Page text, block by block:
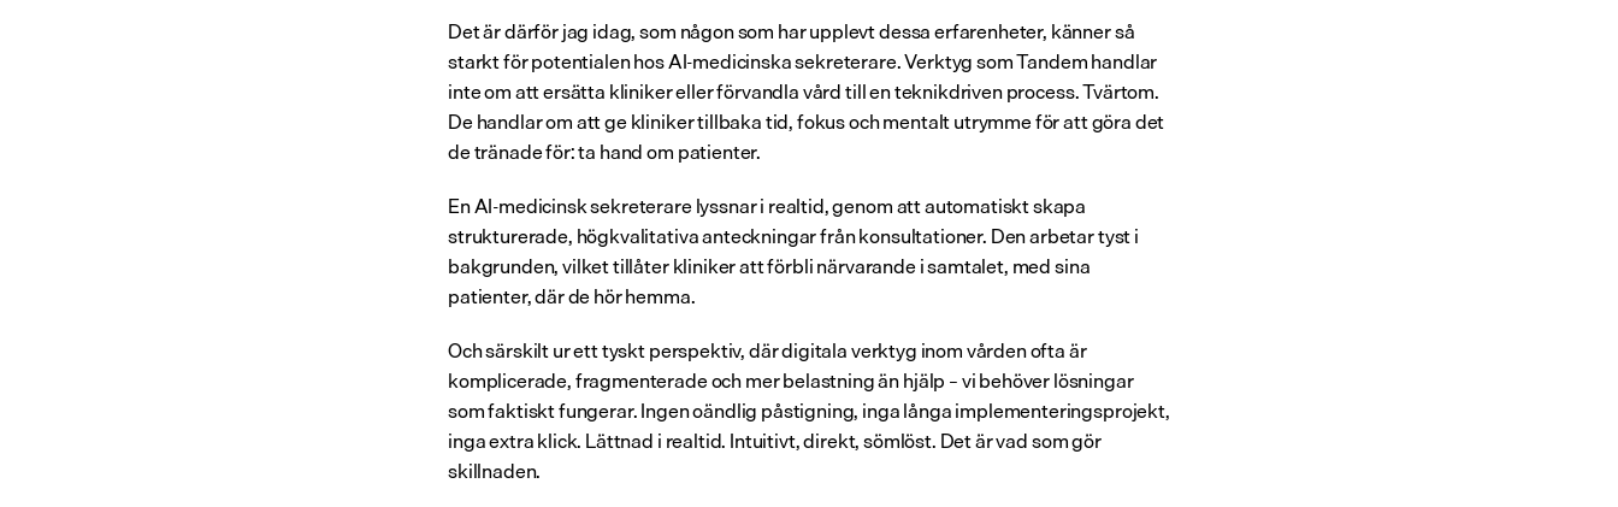
Det är därför jag idag, som någon som har upplevt dessa erfarenheter, känner så
starkt för potentialen hos AI-medicinska sekreterare. Verktyg som Tandem handlar
inte om att ersätta kliniker eller förvandla vård till en teknikdriven process. Tvärtom.
De handlar om att ge kliniker tillbaka tid, fokus och mentalt utrymme för att göra det
de tränade för: ta hand om patienter.
En AI-medicinsk sekreterare lyssnar i realtid, genom att automatiskt skapa
strukturerade, högkvalitativa anteckningar från konsultationer. Den arbetar tyst i
bakgrunden, vilket tillåter kliniker att förbli närvarande i samtalet, med sina
patienter, där de hör hemma.
Och särskilt ur ett tyskt perspektiv, där digitala verktyg inom vården ofta är
komplicerade, fragmenterade och mer belastning än hjälp – vi behöver lösningar
som faktiskt fungerar. Ingen oändlig påstigning, inga långa implementeringsprojekt,
inga extra klick. Lättnad i realtid. Intuitivt, direkt, sömlöst. Det är vad som gör
skillnaden.